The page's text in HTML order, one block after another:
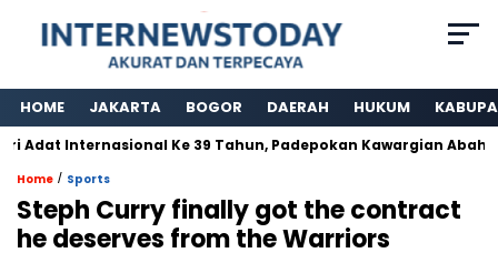
HOME JAKARTA BOGOR DAERAH HUKUM
Internasional Ke 39 Tahun, Padepokan Kawargian Abah
Home / Sports
Steph Curry finally got the contract
he deserves from the Warriors